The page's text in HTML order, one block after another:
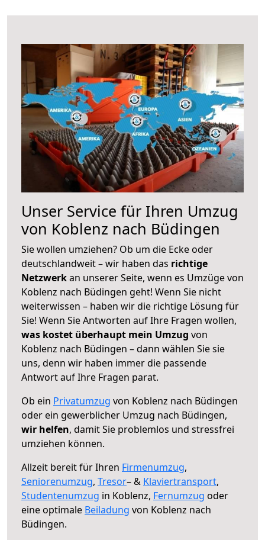
Unser Service für Ihren Umzug
von Koblenz nach Büdingen
Sie wollen umziehen? Ob um die Ecke oder
deutschlandweit – wir haben das richtige
Netzwerkan unserer Seite, wenn es Umzüge von
Koblenz nach Büdingen geht! Wenn Sie nicht
weiterwissen – haben wir die richtige Lösung für
Sie! Wenn Sie Antworten auf Ihre Fragen wollen,
was kostet überhaupt mein Umzug von
Koblenz nach Büdingen – dann wählen Sie sie
uns, denn wir haben immer die passende
Antwort auf Ihre Fragen parat.
Ob ein Privatumzug von Koblenz nach Büdingen
oder ein gewerblicher Umzug nach Büdingen,
wir helfen, damit Sie problemlos und stressfrei
umziehen können.
Allzeit bereit für Ihren Firmenumzug,
Seniorenumzug, Tresor– & Klaviertransport,
Studentenumzug in Koblenz, Fernumzug oder
eine optimale Beiladung von Koblenz nach
Büdingen.